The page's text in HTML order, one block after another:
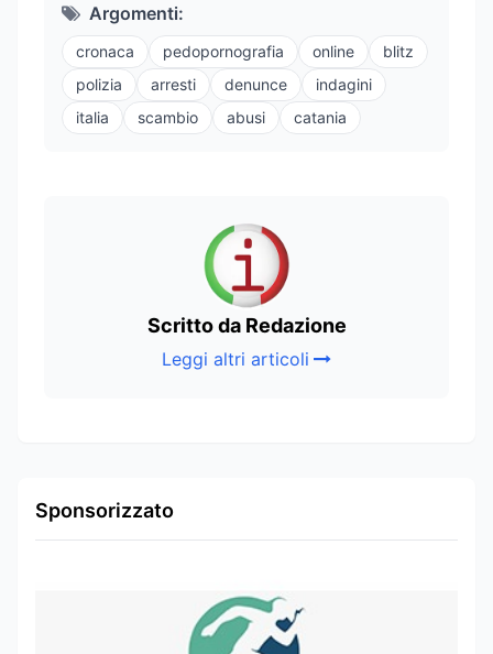
Argomenti:
cronaca pedopornografia online
blitz
polizia
arresti denunce
indagini
italia
scambio abusi catania
Scritto da Redazione
Leggi altri articoli
Sponsorizzato